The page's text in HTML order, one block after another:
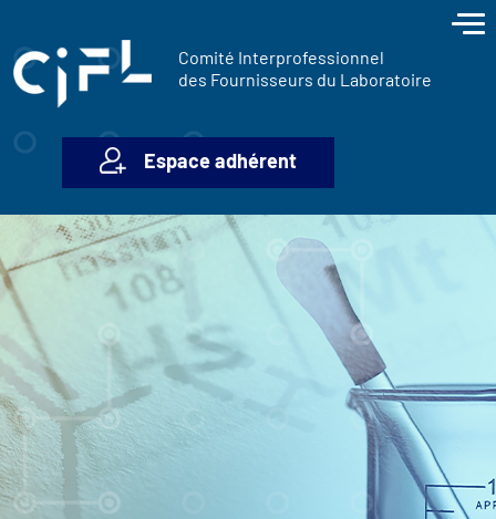
Comité Interprofessionnel
des Fournisseurs du Laboratoire
Espace adhérent